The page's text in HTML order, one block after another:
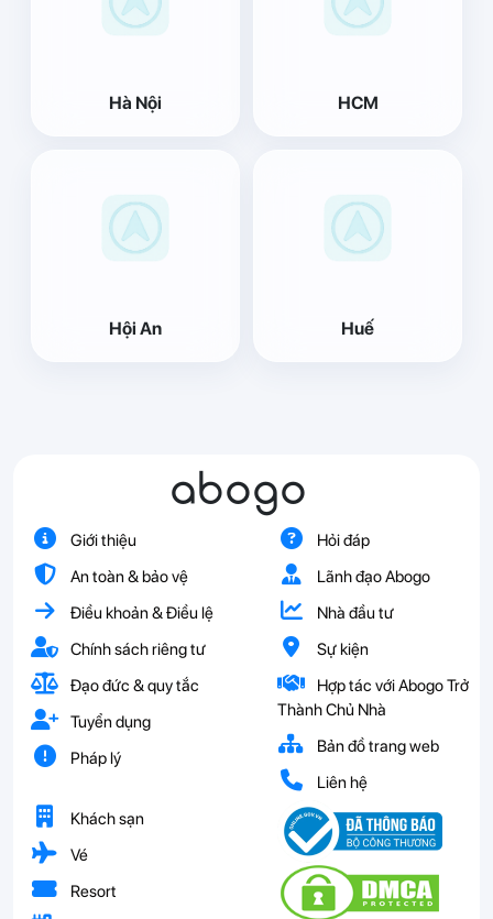
Hà Nội HCM
Hội An Huế
abogo
Giới thiệu
An toàn & bảo vệ
Điều khoản & Điều lệ
Chính sách riêng tư
Đạo đức & quy tắc
Tuyển dụng
Pháp lý
Hỏi đáp
Lãnh đạo Abogo
Nhà đầu tư
Sự kiện
Hợp tác với Abogo Trở
Thành Chủ Nhà
Bản đồ trang web
Liên hệ
Khách sạn
Vé
Resort